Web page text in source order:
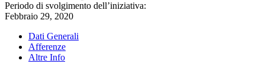
Periodo di svolgimento dell’iniziativa:
Febbraio 29, 2020
Dati Generali
Afferenze
Altre Info